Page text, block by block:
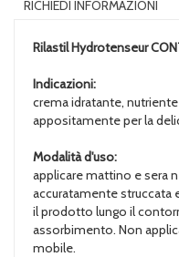
RICHIEDI INFORMAZIONI
Rilastil Hydrotenseur
Indicazioni:
crema idratante,
appositamente per la
Modalità d'uso:
applicare mattino e sera
accuratamente struccata
il prodotto lungo il
assorbimento. Non
mobile.